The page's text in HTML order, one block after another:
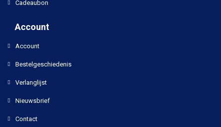
Cadeaubon
Account
Account
Bestelgeschiedenis
Verlanglijst
Nieuwsbrief
Contact